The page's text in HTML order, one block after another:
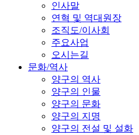
인사말
연혁 및 역대원장
조직도/이사회
주요사업
오시는길
문화/역사
양구의 역사
양구의 인물
양구의 문화
양구의 지명
양구의 전설 및 설화